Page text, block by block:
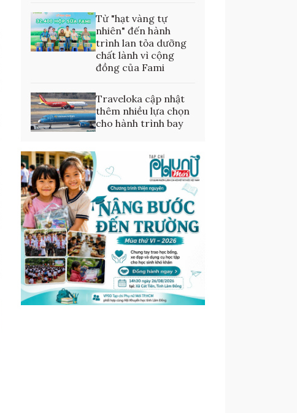
Từ "hạt vàng tự
nhiên" đến hành
trình lan tỏa dưỡng
chất lành vì cộng
đồng của Fami
Traveloka cập nhật
thêm nhiều lựa chọn
cho hành trình bay